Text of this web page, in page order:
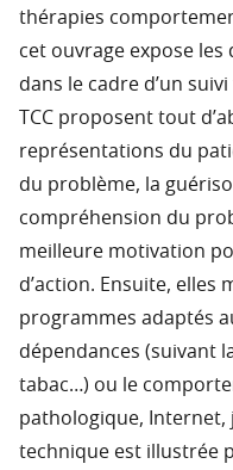
thérapies
cet ouvrage expose les
dans le cadre d’un
TCC proposent tout
représentations du
du problème, la
compréhension du
meilleure motivation
d’action. Ensuite, elles
programmes adaptés
dépendances (suivant
tabac…) ou le
pathologique, Internet,
technique est illustrée